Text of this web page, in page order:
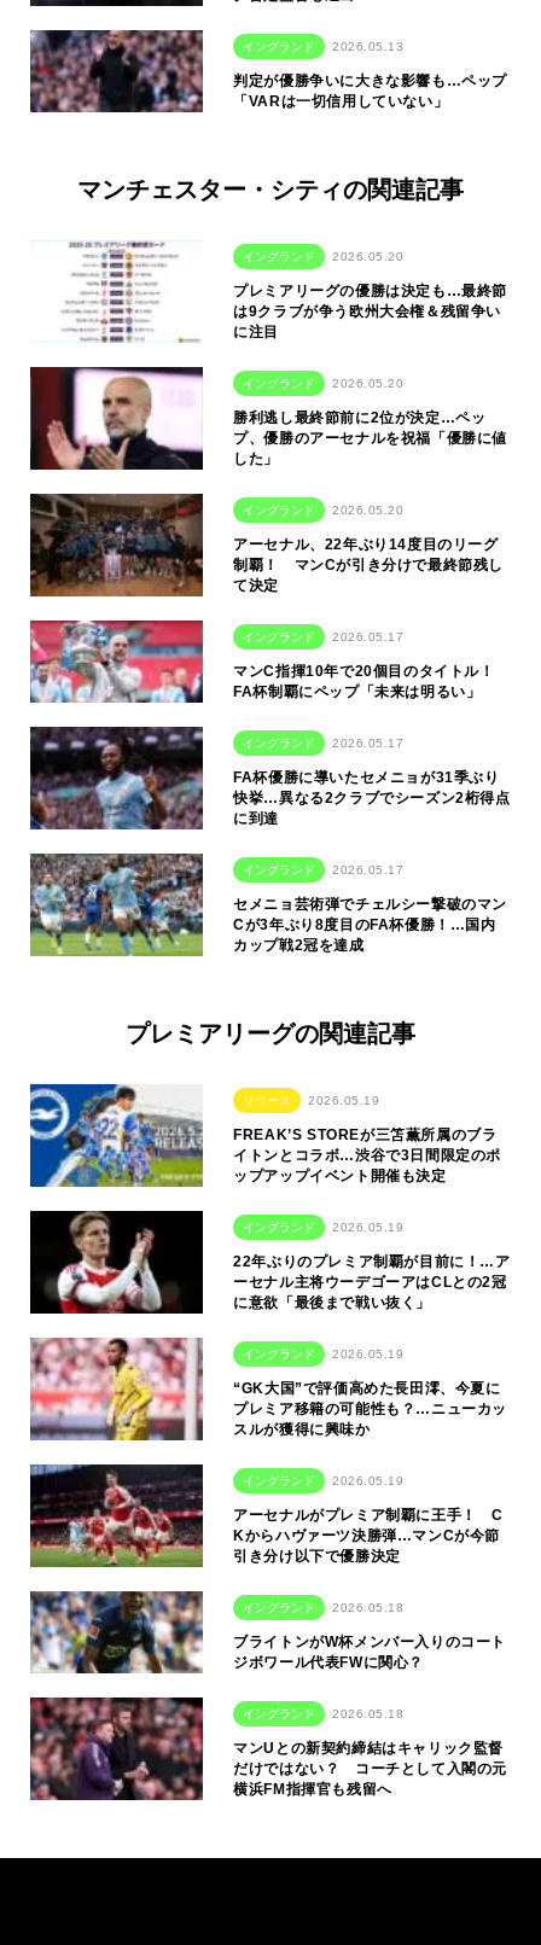
イングランド 2026.05.13
判定が優勝争いに大きな影響も…ペップ
「VARは一切信用していない」
マンチェスター・シティの関連記事
イングランド 2026.05.20
プレミアリーグの優勝は決定も…最終節
は9クラブが争う欧州大会権＆残留争い
に注目
イングランド 2026.05.20
勝利逃し最終節前に2位が決定…ペッ
プ、優勝のアーセナルを祝福「優勝に値
した」
イングランド 2026.05.20
アーセナル、22年ぶり14度目のリーグ
制覇！ マンCが引き分けで最終節残し
て決定
イングランド 2026.05.17
マンC指揮10年で20個目のタイトル！
FA杯制覇にペップ「未来は明るい」
イングランド 2026.05.17
FA杯優勝に導いたセメニョが31季ぶり
快挙…異なる2クラブでシーズン2桁得点
に到達
イングランド 2026.05.17
セメニョ芸術弾でチェルシー撃破のマン
Cが3年ぶり8度目のFA杯優勝！…国内
カップ戦2冠を達成
プレミアリーグの関連記事
リリース 2026.05.19
FREAK’S STOREが三笘薫所属のブラ
イトンとコラボ…渋谷で3日間限定のポ
ップアップイベント開催も決定
イングランド 2026.05.19
22年ぶりのプレミア制覇が目前に！…ア
ーセナル主将ウーデゴーアはCLとの2冠
に意欲「最後まで戦い抜く」
イングランド 2026.05.19
“GK大国”で評価高めた長田澪、今夏に
プレミア移籍の可能性も？…ニューカッ
スルが獲得に興味か
イングランド 2026.05.19
アーセナルがプレミア制覇に王手！ C
Kからハヴァーツ決勝弾…マンCが今節
引き分け以下で優勝決定
イングランド 2026.05.18
ブライトンがW杯メンバー入りのコート
ジボワール代表FWに関心？
イングランド 2026.05.18
マンUとの新契約締結はキャリック監督
だけではない？ コーチとして入閣の元
横浜FM指揮官も残留へ